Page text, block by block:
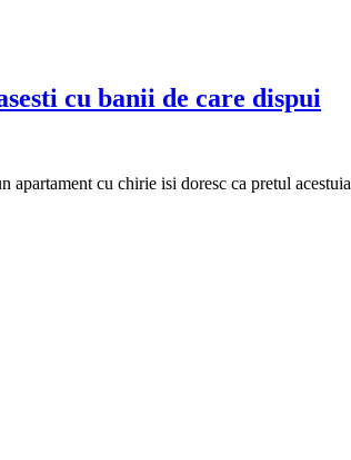
cu banii de care dispui
apartament cu chirie isi doresc ca pretul